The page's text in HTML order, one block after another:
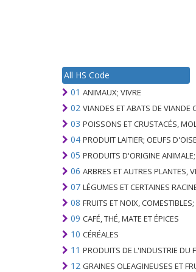
All HS Code
01 ANIMAUX; VIVRE
02 VIANDES ET ABATS DE VIANDE
03 POISSONS ET CRUSTACÉS, MOLLUSQUES ET AUTRES INVERTÉBRÉS
04 PRODUIT LAITIER; OEUFS D'OISEAUX; MIEL NATUREL; PRODUITS COMESTIBLES D'ORIGINE ANIMALE, NON ÉNUMÉRÉS
05 PRODUITS D'ORIGINE ANIMALE; NON ÉNUMÉRÉ AILLEURS
06 ARBRES ET AUTRES PLANTES, VIVANTS; AMPOULES, RACINES ET ANALOGUES; FLEURS COUPEES ET
07 LÉGUMES ET CERTAINES RACINES ET TUBERCULES;
08 FRUITS ET NOIX, COMESTIBLES; PEEL D'AGRUMES OU
09 CAFÉ, THÉ, MATE ET ÉPICES
10 CÉRÉALES
11 PRODUITS DE L'INDUSTRIE DU FRAISAGE; MALT, AMIDONS, INULINE,
12 GRAINES OLEAGINEUSES ET FRUITS OLÉAGINEUX; GRAINS DIVERS, GRAINES ET FRUITS, PLANTES INDUSTRIELLES OU MÉDICINALES;